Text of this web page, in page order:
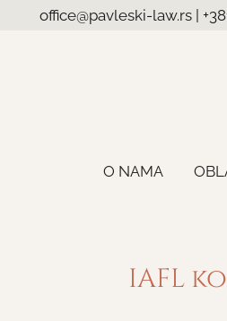
office@pavleski-law.rs
O NAMA
IAFL